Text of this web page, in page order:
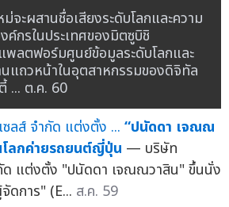
จะผสานชื่อเสียงระดับโลกและความ
ค์กรในประเทศของมิตซูบิชิ
พลตฟอร์มศูนย์ข้อมูลระดับโลกและ
นแถวหน้าในอุตสาหกรรมของดิจิทัล
... ต.ค. 60
“ปนัดดา เจณณ
ลกค่ายรถยนต์ญี่ปุ่น — บริษัท
ด แต่งตั้ง "ปนัดดา เจณณวาสิน" ขึ้นนั่ง
ดการ" (E... ส.ค. 59